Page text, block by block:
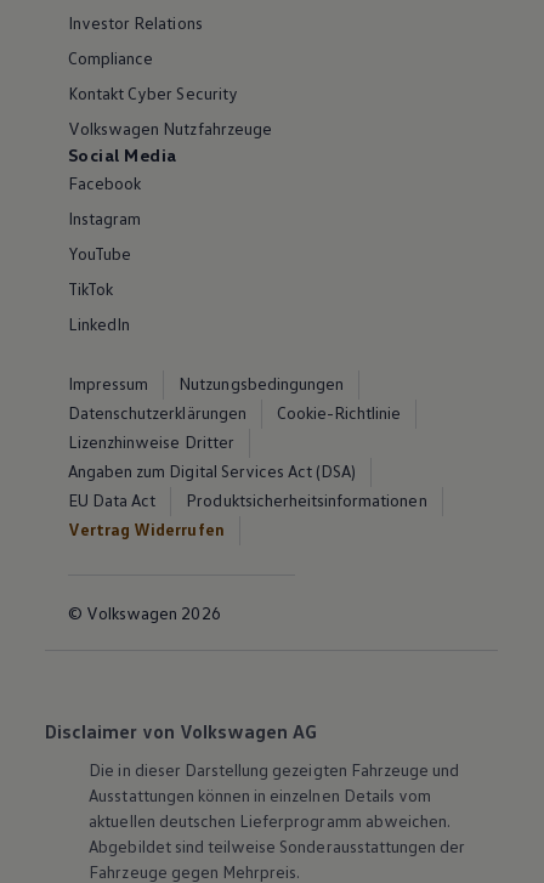
Investor Relations
Compliance
Kontakt Cyber Security
Volkswagen Nutzfahrzeuge
Social Media
Facebook
Instagram
YouTube
TikTok
LinkedIn
Impressum
Nutzungsbedingungen
Datenschutzerklärungen
Cookie-Richtlinie
Lizenzhinweise Dritter
Angaben zum Digital Services Act (DSA)
EU Data Act
Produktsicherheitsinformationen
Vertrag Widerrufen
© Volkswagen 2026
Disclaimer von Volkswagen AG
Die in dieser Darstellung gezeigten Fahrzeuge und
Ausstattungen können in einzelnen Details vom
aktuellen deutschen Lieferprogramm abweichen.
Abgebildet sind teilweise Sonderausstattungen der
Fahrzeuge gegen Mehrpreis.